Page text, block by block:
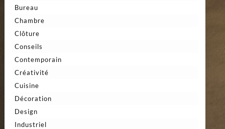
Bureau
Chambre
Clôture
Conseils
Contemporain
Créativité
Cuisine
Décoration
Design
Industriel